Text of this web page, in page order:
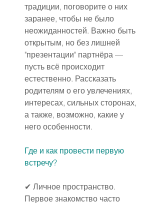
традиции, поговорите о них
заранее, чтобы не было
неожиданностей. Важно быть
открытым, но без лишней
"презентации" партнёра —
пусть всё происходит
естественно. Рассказать
родителям о его увлечениях,
интересах, сильных сторонах,
а также, возможно, какие у
него особенности.
Где и как провести первую
встречу?
✔ Личное пространство.
Первое знакомство часто